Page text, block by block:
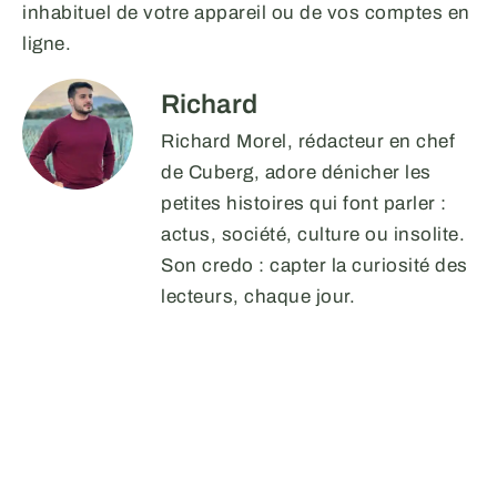
inhabituel de votre appareil ou de vos comptes en
ligne.
Richard
Richard Morel, rédacteur en chef
de Cuberg, adore dénicher les
petites histoires qui font parler :
actus, société, culture ou insolite.
Son credo : capter la curiosité des
lecteurs, chaque jour.